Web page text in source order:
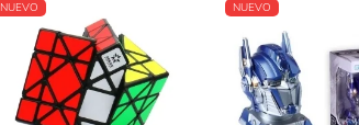
NUEVO NUEVO